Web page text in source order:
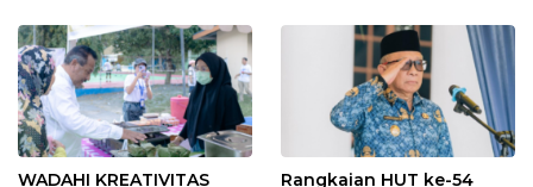
WADAHI KREATIVITAS
Rangkaian HUT ke-54